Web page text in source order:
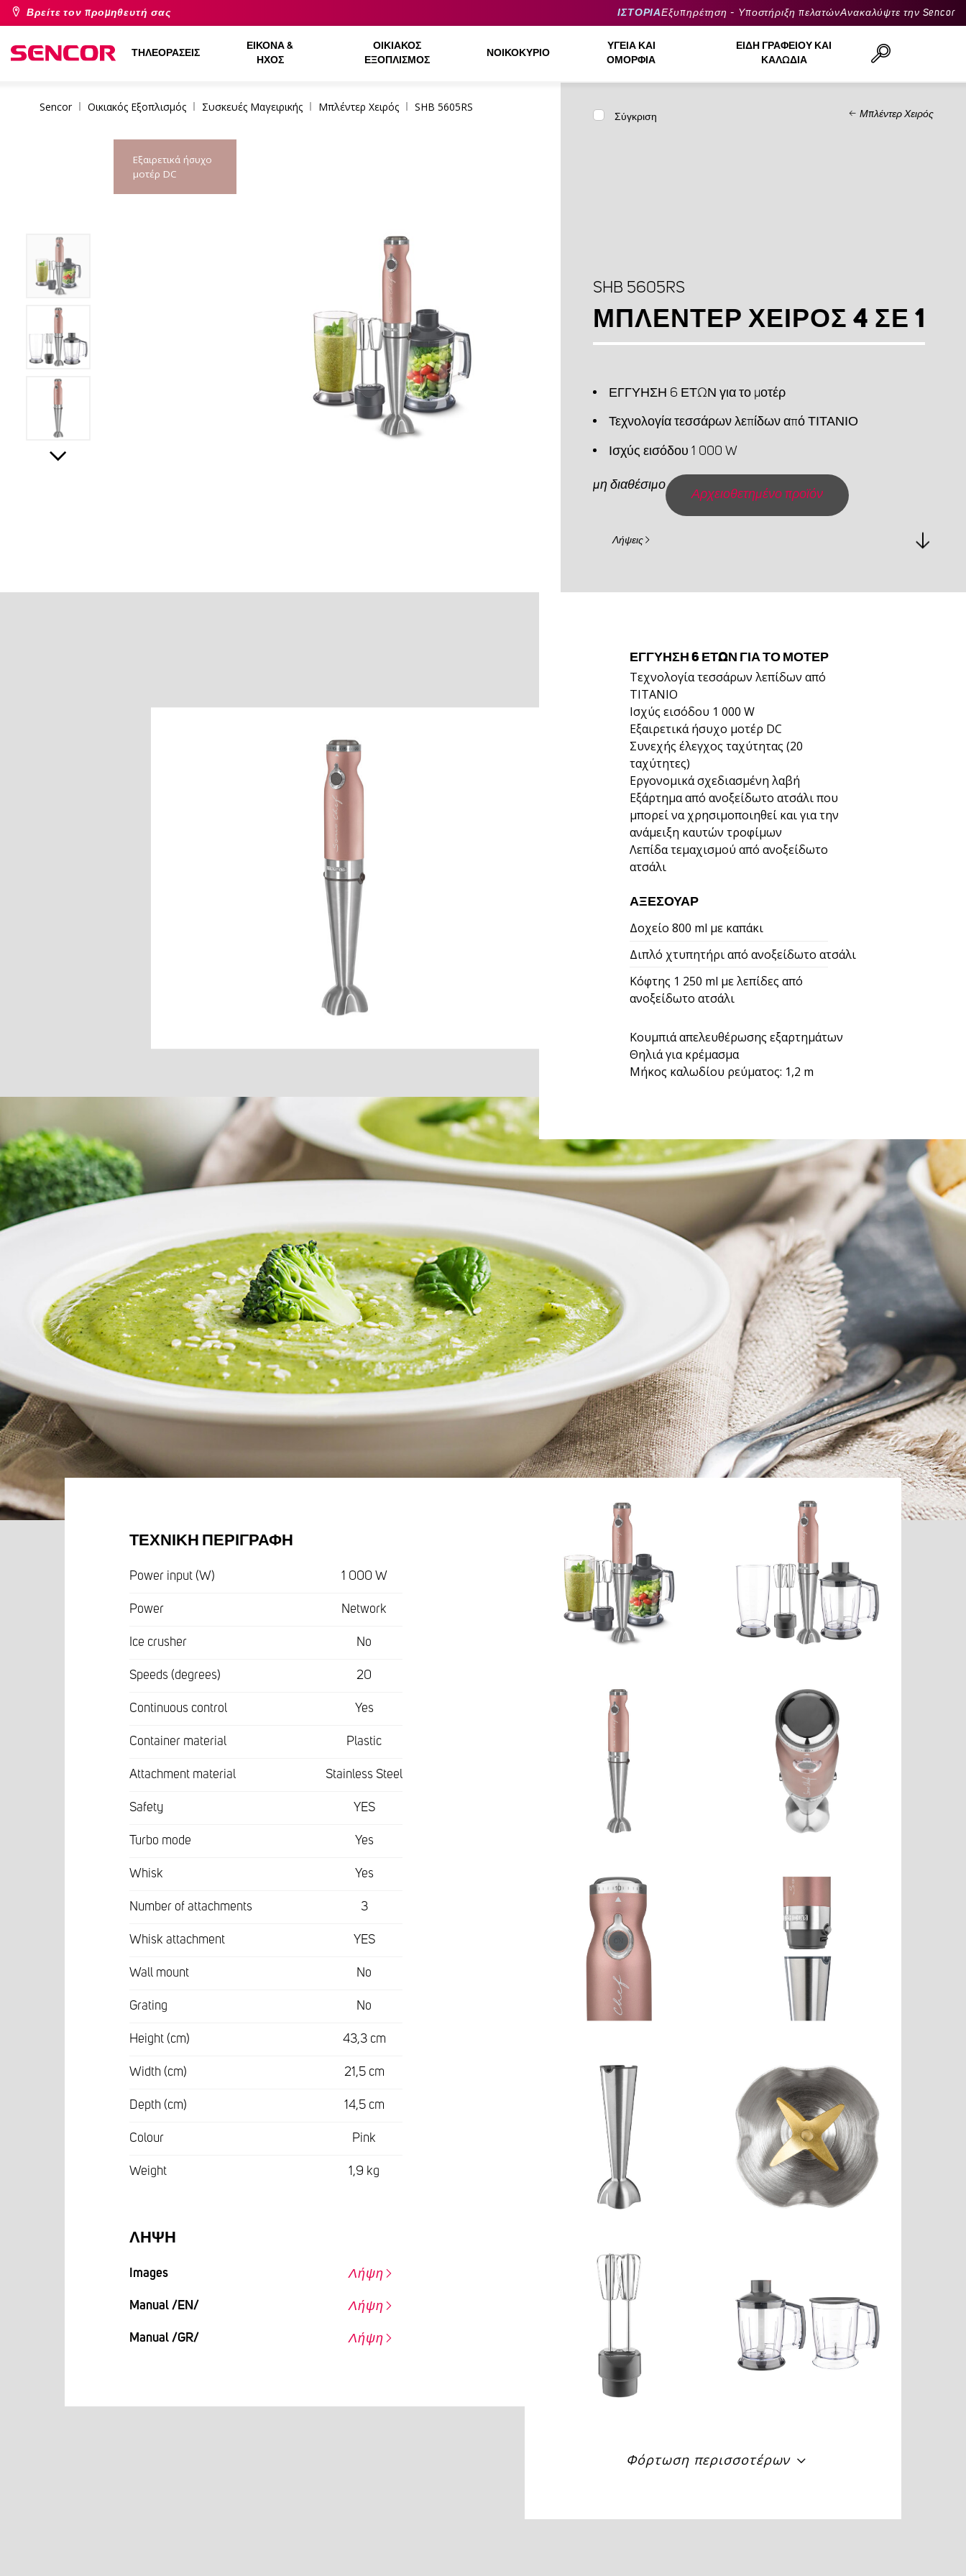
Βρείτε τον προμηθευτή σας ΙΣΤΟΡΙΑΕξυπηρέτηση - Υποστήριξη πελατώνΑνακαλύψτε την Sencor
ΤΗΛΕΟΡΆΣΕΙΣ
ΕΙΚΌΝΑ &
ΉΧΟΣ
ΟΙΚΙΑΚΌΣ
ΕΞΟΠΛΙΣΜΌΣ
ΝΟΙΚΟΚΥΡΙΌ
ΥΓΕΊΑ ΚΑΙ
ΟΜΟΡΦΙΆ
ΕΊΔΗ ΓΡΑΦΕΊΟΥ ΚΑΙ
ΚΑΛΏΔΙΑ
Sencor Οικιακός Εξοπλισμός Συσκευές Μαγειρικής Μπλέντερ Χειρός SHB 5605RS
Εξαιρετικά ήσυχο
μοτέρ DC
Σύγκριση Μπλέντερ Χειρός
SHB 5605RS
ΜΠΛΈΝΤΕΡ ΧΕΙΡΌΣ 4 ΣΕ 1
ΕΓΓΥΗΣΗ 6 ΕΤΩΝ για το μοτέρ
Τεχνολογία τεσσάρων λεπίδων από ΤΙΤΑΝΙΟ
Ισχύς εισόδου 1 000 W
Αρχειοθετημένο προϊόν
μη διαθέσιμο
Λήψεις
ΕΓΓΥΗΣΗ 6 ΕΤΩΝ ΓΙΑ ΤΟ ΜΟΤΈΡ
Τεχνολογία τεσσάρων λεπίδων από
ΤΙΤΑΝΙΟ
Ισχύς εισόδου 1 000 W
Εξαιρετικά ήσυχο μοτέρ DC
Συνεχής έλεγχος ταχύτητας (20
ταχύτητες)
Εργονομικά σχεδιασμένη λαβή
Εξάρτημα από ανοξείδωτο ατσάλι που
μπορεί να χρησιμοποιηθεί και για την
ανάμειξη καυτών τροφίμων
Λεπίδα τεμαχισμού από ανοξείδωτο
ατσάλι
ΑΞΕΣΟΥΆΡ
Δοχείο 800 ml με καπάκι
Διπλό χτυπητήρι από ανοξείδωτο ατσάλι
Κόφτης 1 250 ml με λεπίδες από
ανοξείδωτο ατσάλι
Κουμπιά απελευθέρωσης εξαρτημάτων
Θηλιά για κρέμασμα
Μήκος καλωδίου ρεύματος: 1,2 m
ΤΕΧΝΙΚΉ ΠΕΡΙΓΡΑΦΉ
Power input (W) 1 000 W
Power Network
Ice crusher No
Speeds (degrees) 20
Continuous control Yes
Container material Plastic
Attachment material Stainless Steel
Safety YES
Turbo mode Yes
Whisk Yes
Number of attachments 3
Whisk attachment YES
Wall mount No
Grating No
Height (cm) 43,3 cm
Width (cm) 21,5 cm
Depth (cm) 14,5 cm
Colour Pink
Weight 1,9 kg
ΛΉΨΗ
Images Λήψη
Manual /EN/ Λήψη
Manual /GR/ Λήψη
Φόρτωση περισσοτέρων